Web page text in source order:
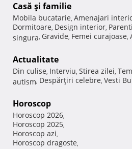
Casă şi familie
Mobila bucatarie, Amenajari
Dormitoare, Design interior,
singura, Gravide, Femei curajoase,
Actualitate
Din culise, Interviu, Stirea zilei,
autism, Despărţiri celebre, Vesti
Horoscop
Horoscop 2026,
Horoscop 2025,
Horoscop azi,
Horoscop dragoste,